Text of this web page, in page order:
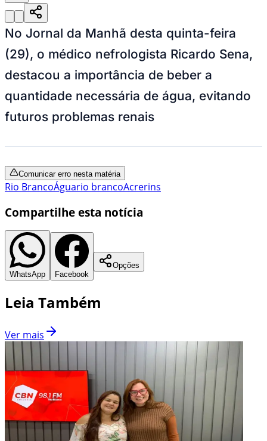
No Jornal da Manhã desta quinta-feira
(29), o médico nefrologista Ricardo Sena,
destacou a importância de beber a
quantidade necessária de água, evitando
futuros problemas renais
Comunicar erro nesta matéria
Rio BrancoÁguario brancoAcrerins
Compartilhe esta notícia
WhatsApp Facebook
Opções
Leia Também
Ver mais